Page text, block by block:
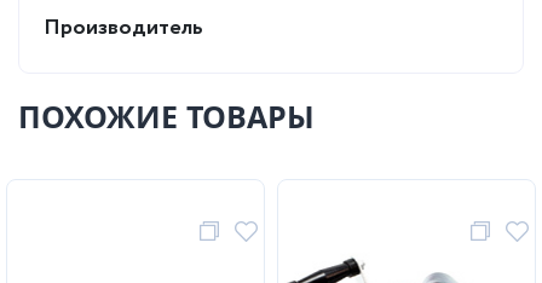
Производитель
ПОХОЖИЕ ТОВАРЫ